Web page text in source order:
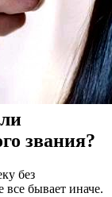
звания?
без
бывает иначе.